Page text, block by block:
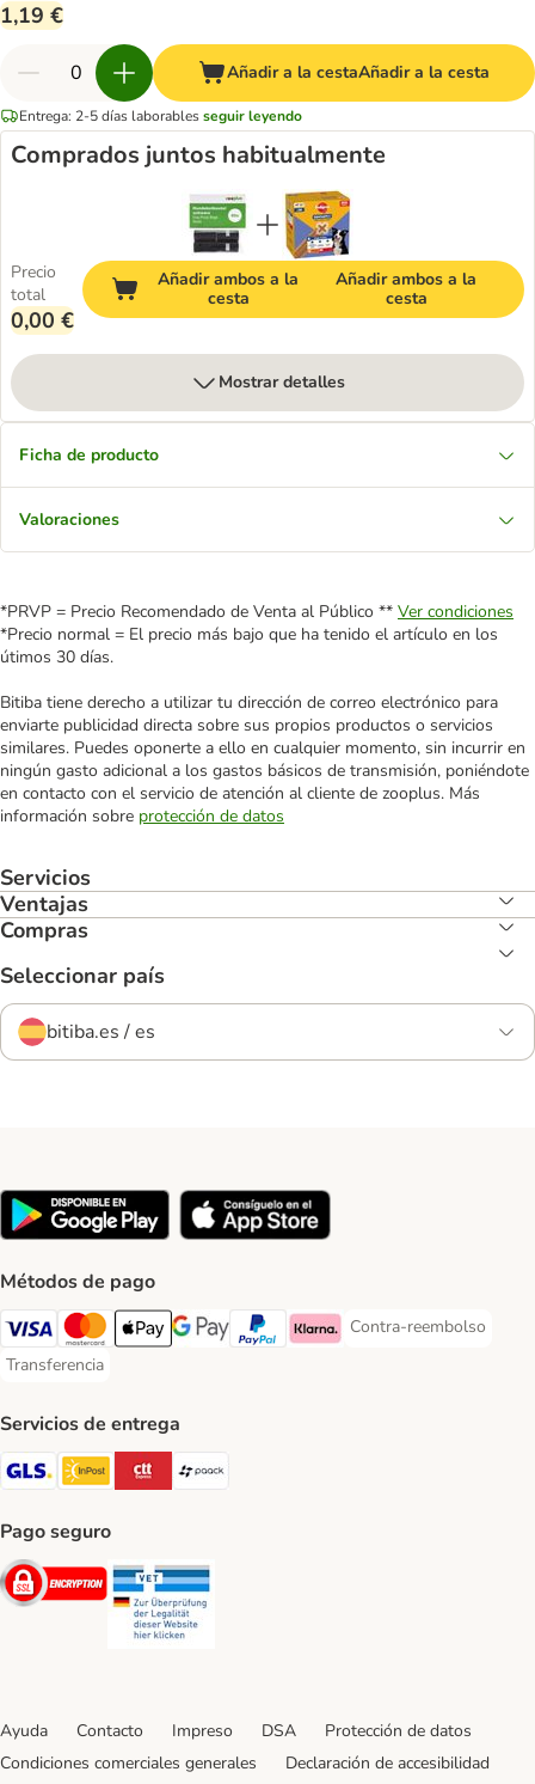
1,19 €
Añadir a la cestaAñadir a la cesta
Entrega: 2-5 días laborablesseguir leyendo
Comprados juntos habitualmente
Precio
total
0,00 €
Añadir ambos a la
cesta
Añadir ambos a la
cesta
Mostrar detalles
Ficha de producto
Valoraciones
*PRVP = Precio Recomendado de Venta al Público ** Ver condiciones
*Precio normal = El precio más bajo que ha tenido el artículo en los
útimos 30 días.
Bitiba tiene derecho a utilizar tu dirección de correo electrónico para
enviarte publicidad directa sobre sus propios productos o servicios
similares. Puedes oponerte a ello en cualquier momento, sin incurrir en
ningún gasto adicional a los gastos básicos de transmisión, poniéndote
en contacto con el servicio de atención al cliente de zooplus. Más
información sobre protección de datos
Servicios
Ventajas
Compras
Seleccionar país
bitiba.es / es
Métodos de pago
Visa Payment Method
Mastercard Payment Method
Apple Pay Payment Method
Google Pay Payment Method
PayPal Payment Method
Klarna Payment Method
Contra-reembolso
Contra-reembolso
Transferencia
Transferencia Payment Method
Servicios de entrega
GLS Shipping Method
InPost Shipping Method
CTTExpress Shipping Method
paack Shipping Method
Pago seguro
Security
Ayuda Contacto Impreso DSA
Protección de datos
Condiciones comerciales generales
Declaración de accesibilidad